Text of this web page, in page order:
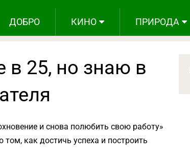
ДОБРО КИНО ПРИРОДА
в 25, но знаю в
и снова полюбить свою работу»
как достичь успеха и построить